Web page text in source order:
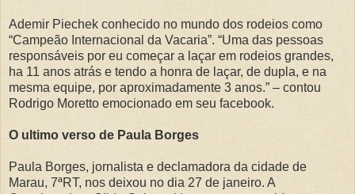
Ademir Piechek conhecido no mundo dos rodeios como
“Campeão Internacional da Vacaria”. “Uma das pessoas
responsáveis por eu começar a laçar em rodeios grandes,
ha 11 anos atrás e tendo a honra de laçar, de dupla, e na
mesma equipe, por aproximadamente 3 anos.” – contou
Rodrigo Moretto emocionado em seu facebook.
O ultimo verso de Paula Borges
Paula Borges, jornalista e declamadora da cidade de
Marau, 7ªRT, nos deixou no dia 27 de janeiro. A